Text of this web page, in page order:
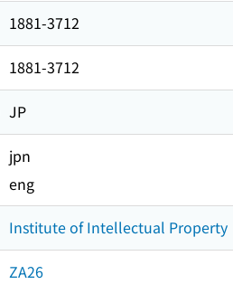
1881-3712
1881-3712
JP
jpn
eng
Institute of Intellectual Property
ZA26